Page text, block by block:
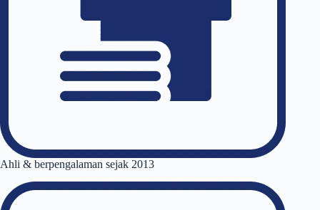
Ahli & berpengalaman sejak 2013